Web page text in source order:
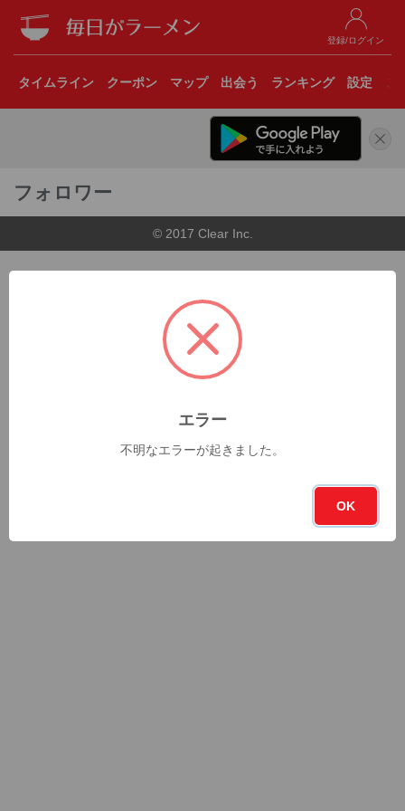
登録/ログイン
タイムライン クーポン マップ 出会う ランキング 設定
フォロワー
© 2017 Clear Inc.
エラー
不明なエラーが起きました。
OK